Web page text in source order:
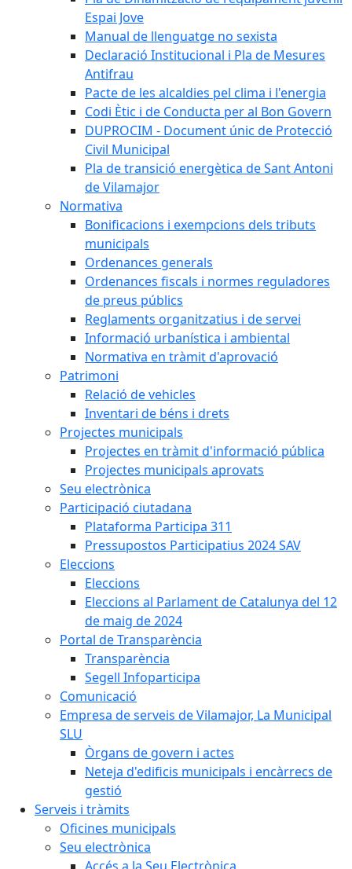
Espai Jove
Manual de llenguatge no sexista
Declaració Institucional i Pla de Mesures
Antifrau
Pacte de les alcaldies pel clima i l'energia
Codi Ètic i de Conducta per al Bon Govern
DUPROCIM - Document únic de Protecció
Civil Municipal
Pla de transició energètica de Sant Antoni
de Vilamajor
Normativa
Bonificacions i exempcions dels tributs
municipals
Ordenances generals
Ordenances fiscals i normes reguladores
de preus públics
Reglaments organitzatius i de servei
Informació urbanística i ambiental
Normativa en tràmit d'aprovació
Patrimoni
Relació de vehicles
Inventari de béns i drets
Projectes municipals
Projectes en tràmit d'informació pública
Projectes municipals aprovats
Seu electrònica
Participació ciutadana
Plataforma Participa 311
Pressupostos Participatius 2024 SAV
Eleccions
Eleccions
Eleccions al Parlament de Catalunya del 12
de maig de 2024
Portal de Transparència
Transparència
Segell Infoparticipa
Comunicació
Empresa de serveis de Vilamajor, La Municipal
SLU
Òrgans de govern i actes
Neteja d'edificis municipals i encàrrecs de
gestió
Serveis i tràmits
Oficines municipals
Seu electrònica